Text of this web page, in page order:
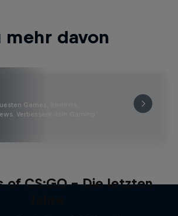
mehr davon
Games, Reviews,
Verbessere dein Gaming
of CS:GO - Die letzten